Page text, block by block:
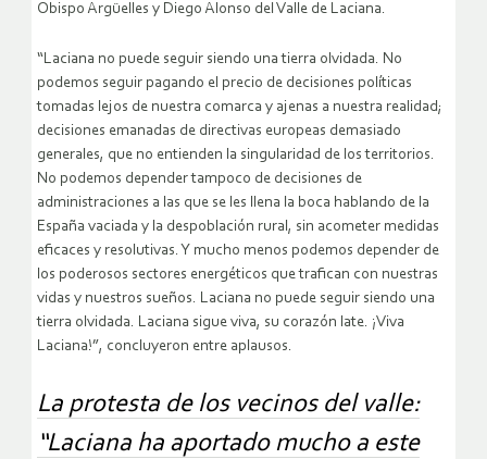
Obispo Argüelles y Diego Alonso del Valle de Laciana.
“Laciana no puede seguir siendo una tierra olvidada. No
podemos seguir pagando el precio de decisiones políticas
tomadas lejos de nuestra comarca y ajenas a nuestra realidad;
decisiones emanadas de directivas europeas demasiado
generales, que no entienden la singularidad de los territorios.
No podemos depender tampoco de decisiones de
administraciones a las que se les llena la boca hablando de la
España vaciada y la despoblación rural, sin acometer medidas
eficaces y resolutivas. Y mucho menos podemos depender de
los poderosos sectores energéticos que trafican con nuestras
vidas y nuestros sueños. Laciana no puede seguir siendo una
tierra olvidada. Laciana sigue viva, su corazón late. ¡Viva
Laciana!”, concluyeron entre aplausos.
La protesta de los vecinos del valle:
“Laciana ha aportado mucho a este